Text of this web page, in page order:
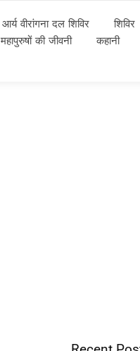
आर्य वीरांगना दल शिविर शिविर
महापुरुषों की जीवनी कहानी